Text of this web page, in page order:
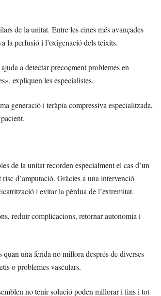
de la unitat. Entre les eines més avançades
la perfusió i l’oxigenació dels teixits.
a detectar precoçment problemes en
expliquen les especialistes.
generació i teràpia compressiva especialitzada,
de la unitat recorden especialment el cas d’un
d’amputació. Gràcies a una intervenció
i evitar la pèrdua de l’extremitat.
reduir complicacions, retornar autonomia i
una ferida no millora després de diverses
o problemes vasculars.
no tenir solució poden millorar i fins i tot